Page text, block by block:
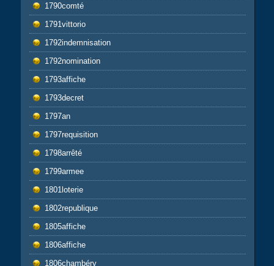
1790comté
1791vittorio
1792indemnisation
1792nomination
1793affiche
1793decret
1797an
1797requisition
1798arrêté
1799armee
1801loterie
1802republique
1805affiche
1806affiche
1806chambéry